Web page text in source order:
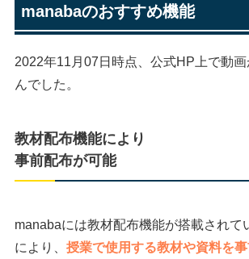
manabaのおすすめ機能
2022年11月07日時点、公式HP上で動
んでした。
教材配布機能により
事前配布が可能
manabaには教材配布機能が搭載されて
により、 授業で使用する教材や資料を